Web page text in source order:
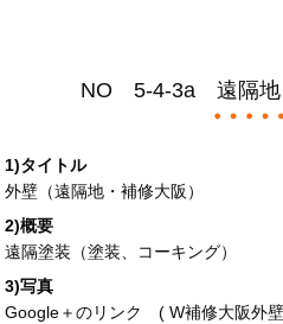
NO 5-4-3a 遠隔地
1)タイトル
外壁（遠隔地・補修大阪）
2)概要
遠隔塗装（塗装、コーキング）
3)写真
Google＋のリンク ( W補修大阪外